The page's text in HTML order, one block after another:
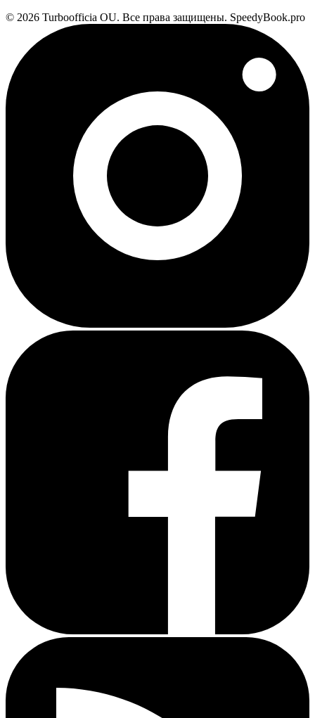
© 2026 Turboofficia OU. Все права защищены. SpeedyBook.pro